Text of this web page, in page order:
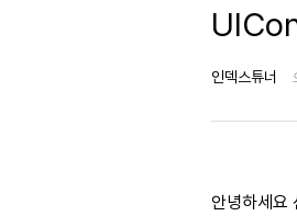
인덱스튜너
안녕하세